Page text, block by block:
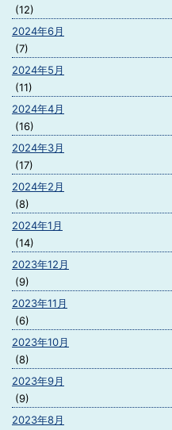
(12)
2024年6月
(7)
2024年5月
(11)
2024年4月
(16)
2024年3月
(17)
2024年2月
(8)
2024年1月
(14)
2023年12月
(9)
2023年11月
(6)
2023年10月
(8)
2023年9月
(9)
2023年8月